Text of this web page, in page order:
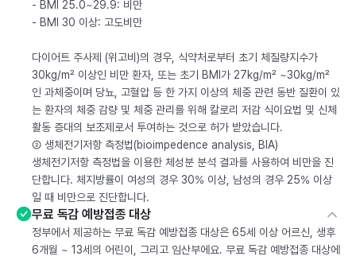
- BMI 25.0~29.9: 비만
- BMI 30 이상: 고도비만
다이어트 주사제 (위고비)의 경우, 식약처로부터 초기 체질량지수가
30kg/m² 이상인 비만 환자, 또는 초기 BMI가 27kg/m² ~30kg/m²
인 과체중이며 당뇨, 고혈압 등 한 가지 이상의 체중 관련 동반 질환이 있
는 환자의 체중 감량 및 체중 관리를 위해 칼로리 저감 식이요법 및 신체
활동 증대의 보조제로서 투여하는 것으로 허가 받았습니다.
② 생체전기저항 측정법(bioimpedence analysis, BIA)
생체전기저항 측정법을 이용한 체성분 분석 결과를 사용하여 비만을 진
단합니다. 체지방률이 여성의 경우 30% 이상, 남성의 경우 25% 이상
일 때 비만으로 진단합니다.
무료 독감 예방접종 대상
정부에서 제공하는 무료 독감 예방접종 대상은 65세 이상 어르신, 생후
6개월 ~ 13세의 어린이, 그리고 임산부에요. 무료 독감 예방접종 대상에